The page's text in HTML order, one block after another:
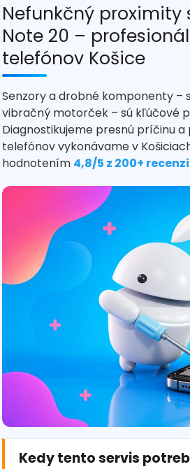
Nefunkčný proximity
Note 20 –
telefónov Košice
Senzory a drobné komponenty –
vibračný motorček – sú kľúčové
Diagnostikujeme presnú príčinu
telefónov vykonávame v
hodnotením 4,8/5 z 200+
Kedy tento servis